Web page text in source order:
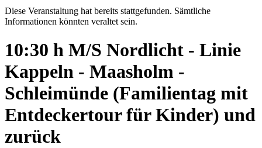
Diese Veranstaltung hat bereits stattgefunden. Sämtliche
Informationen könnten veraltet sein.
10:30 h M/S Nordlicht - Linie
Kappeln - Maasholm -
Schleimünde (Familientag mit
Entdeckertour für Kinder) und
zurück